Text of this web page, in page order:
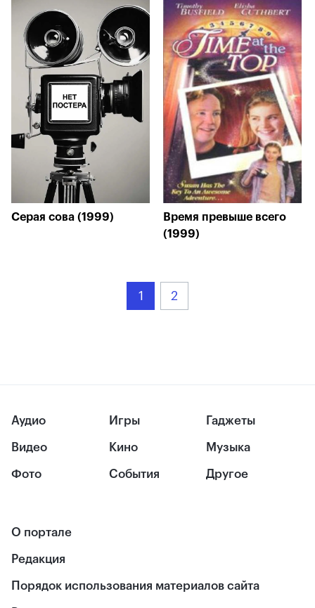
Серая сова (1999)
Время превыше всего
(1999)
1 2
Аудио
Видео
Фото
Игры
Кино
События
Гаджеты
Музыка
Другое
О портале
Редакция
Порядок использования материалов сайта